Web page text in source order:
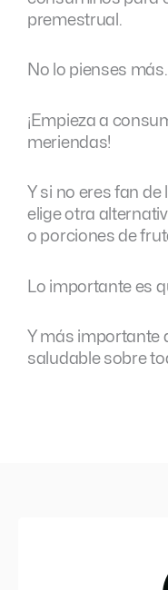
premestrual.
No lo pienses más.
¡Empieza a
meriendas!
Y si no eres fan
elige otra
o porciones de
Lo importante es
Y más importante
saludable sobre